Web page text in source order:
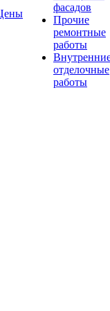
фасадов
Прочие
ремонтные
работы
отделочные
работы